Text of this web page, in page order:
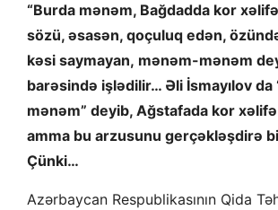
“Burda mənəm, Bağdadda kor
sözü, əsasən, qoçuluq edən,
kəsi saymayan, mənəm-mənəm
barəsində işlədilir… Əli İsmayılov da
mənəm” deyib, Ağstafada kor
amma bu arzusunu gerçəkləşdirə
Çünki…
Azərbaycan Respublikasının Qida